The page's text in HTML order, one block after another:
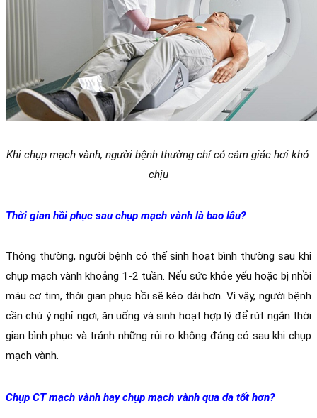
Khi chụp mạch vành, người bệnh thường chỉ có cảm giác hơi khó
chịu
Thời gian hồi phục sau chụp mạch vành là bao lâu?
Thông thường, người bệnh có thể sinh hoạt bình thường sau khi
chụp mạch vành khoảng 1-2 tuần. Nếu sức khỏe yếu hoặc bị nhồi
máu cơ tim, thời gian phục hồi sẽ kéo dài hơn. Vì vậy, người bệnh
cần chú ý nghỉ ngơi, ăn uống và sinh hoạt hợp lý để rút ngắn thời
gian bình phục và tránh những rủi ro không đáng có sau khi chụp
mạch vành.
Chụp CT mạch vành hay chụp mạch vành qua da tốt hơn?